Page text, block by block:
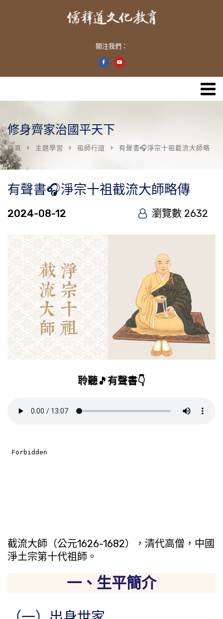
關注我們：
修身齊家治國平天下
首頁 主題學習 祖師行誼
有聲書🎧淨宗十祖截流大師略
傳
有聲書🎧淨宗十祖截流大師略傳
2024-08-12 瀏覽數 2632
聆聽🎵有聲書👇️
截流大師（公元1626-1682），清代高僧，中國
淨土宗第十代祖師。
一、生平簡介